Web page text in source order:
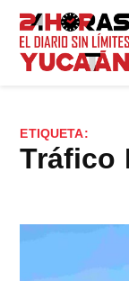
Saltar
contenido
ETIQUETA:
tráfico